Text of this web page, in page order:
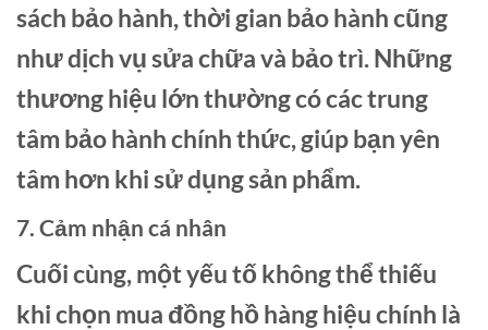
sách bảo hành, thời gian bảo hành cũng
như dịch vụ sửa chữa và bảo trì. Những
thương hiệu lớn thường có các trung
tâm bảo hành chính thức, giúp bạn yên
tâm hơn khi sử dụng sản phẩm.
7. Cảm nhận cá nhân
Cuối cùng, một yếu tố không thể thiếu
khi chọn mua đồng hồ hàng hiệu chính là